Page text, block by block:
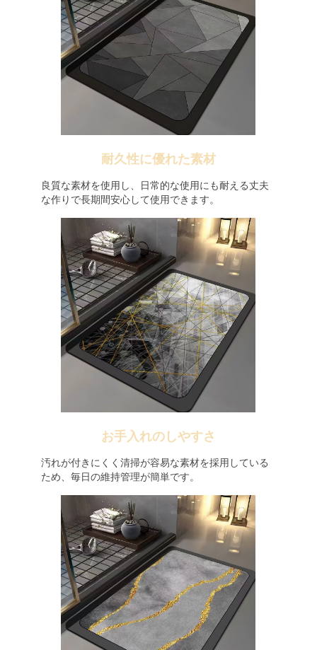
耐久性に優れた素材
良質な素材を使用し、日常的な使用にも耐える丈夫
な作りで長期間安心して使用できます。
お手入れのしやすさ
汚れが付きにくく清掃が容易な素材を採用している
ため、毎日の維持管理が簡単です。